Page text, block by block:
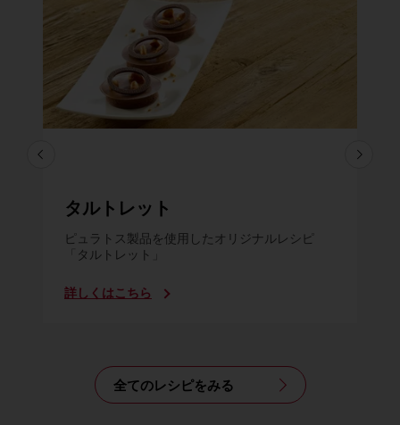
タルトレット
ピュラトス製品を使用したオリジナルレシピ
「タルトレット」
詳しくはこちら
全てのレシピをみる